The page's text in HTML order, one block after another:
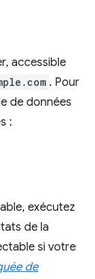
accessible
. Pour
de données
:
exécutez
de la
si votre
de